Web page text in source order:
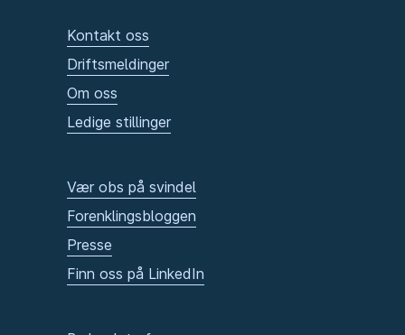
Kontakt oss
Driftsmeldinger
Om oss
Ledige stillinger
Vær obs på svindel
Forenklingsbloggen
Presse
Finn oss på LinkedIn